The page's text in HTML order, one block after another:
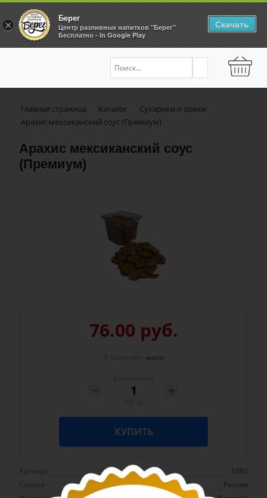
Главная страница Каталог
Сухарики и орехи
Арахис мексиканский соус (Премиум)
Арахис мексиканский соус
(Премиум)
76.00 руб.
мало
КУПИТЬ
Артикул
5392
Страна
Россия
×
Берег
Центр разливных напитков "Берег"
Бесплатно - In Google Play
Скачать